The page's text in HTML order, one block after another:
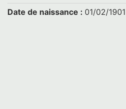
Date de naissance : 01/02/1901